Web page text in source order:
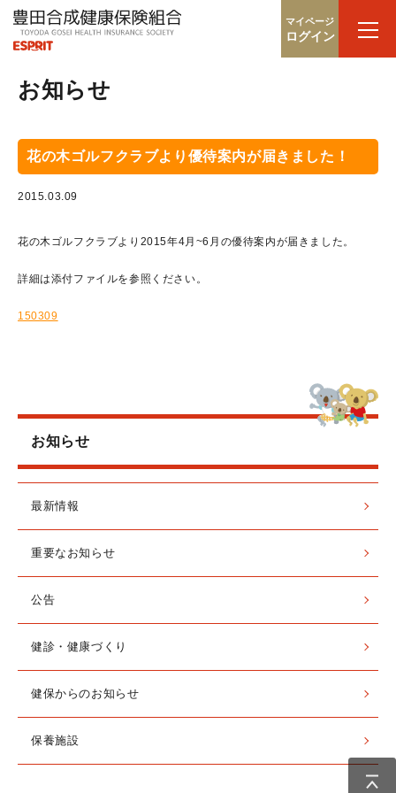
マイページ
ログイン
お知らせ
花の木ゴルフクラブより優待案内が届きました！
2015.03.09
花の木ゴルフクラブより2015年4月~6月の優待案内が届きました。
詳細は添付ファイルを参照ください。
150309
お知らせ
最新情報
重要なお知らせ
公告
健診・健康づくり
健保からのお知らせ
保養施設